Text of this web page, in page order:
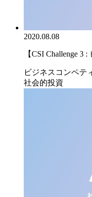
2020.08.08
【CSI Challenge 3
ビジネスコンペテ
社会的投資